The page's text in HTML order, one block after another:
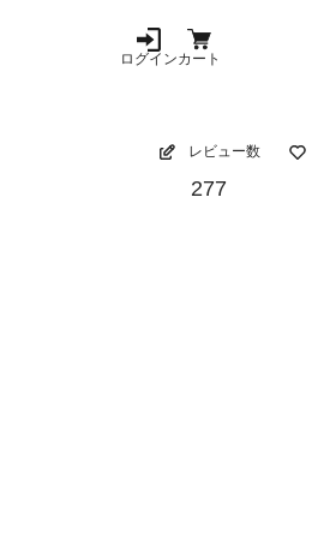
ログインカート
レビュー数
277